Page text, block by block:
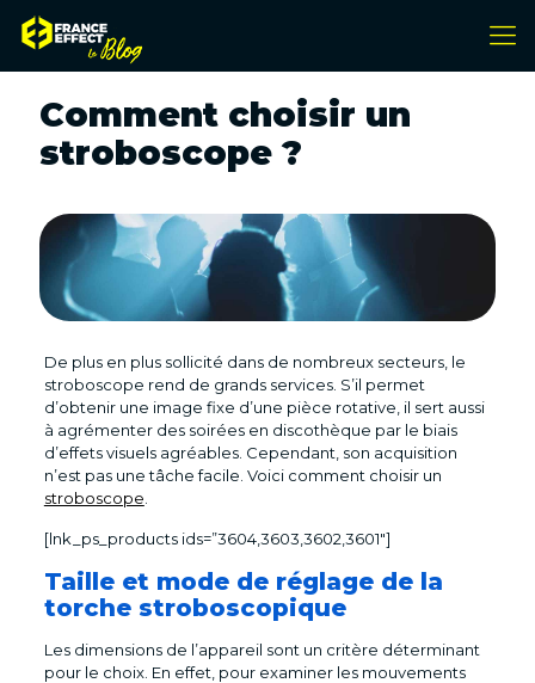
Comment choisir un
stroboscope ?
De plus en plus sollicité dans de nombreux secteurs, le
stroboscope rend de grands services. S’il permet
d’obtenir une image fixe d’une pièce rotative, il sert aussi
à agrémenter des soirées en discothèque par le biais
d’effets visuels agréables. Cependant, son acquisition
n’est pas une tâche facile. Voici comment choisir un
stroboscope
[lnk_ps_products ids=”3604,3603,3602,3601″]
Taille et mode de réglage de la
torche stroboscopique
Les dimensions de l’appareil sont un critère déterminant
pour le choix. En effet, pour examiner les mouvements